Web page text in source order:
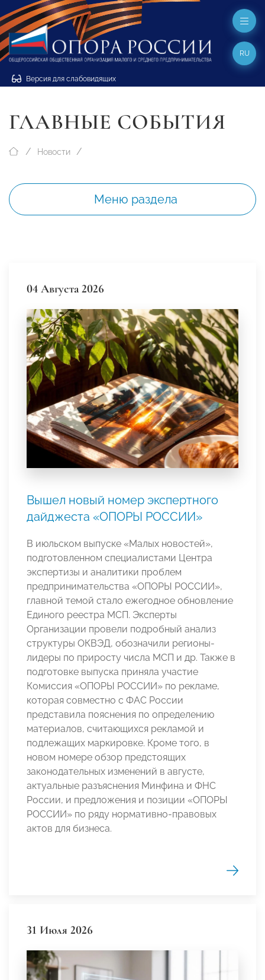
Версия для слабовидящих
RU
ГЛАВНЫЕ СОБЫТИЯ
Новости
Меню раздела
04 Августа 2026
Вышел новый номер экспертного
дайджеста «ОПОРЫ РОССИИ»
В июльском выпуске «Малых новостей»,
подготовленном специалистами Центра
экспертизы и аналитики проблем
предпринимательства «ОПОРЫ РОССИИ»,
главной темой стало ежегодное обновление
Единого реестра МСП. Эксперты
Организации провели подробный анализ
структуры ОКВЭД, обозначили регионы-
лидеры по приросту числа МСП и др. Также в
подготовке выпуска приняла участие
Комиссия «ОПОРЫ РОССИИ» по рекламе,
которая совместно с ФАС России
представила пояснения по определению
материалов, считающихся рекламой и
подлежащих маркировке. Кроме того, в
новом номере обзор предстоящих
законодательных изменений в августе,
актуальные разъяснения Минфина и ФНС
России, и предложения и позиции «ОПОРЫ
РОССИИ» по ряду нормативно-правовых
актов для бизнеса.
31 Июля 2026